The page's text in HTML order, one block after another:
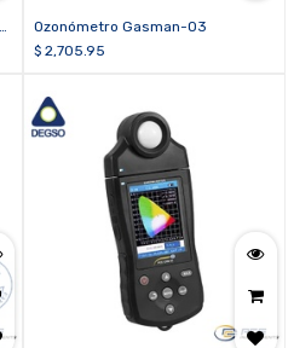
Ozonómetro Gasman-O3
$ 2,705.95